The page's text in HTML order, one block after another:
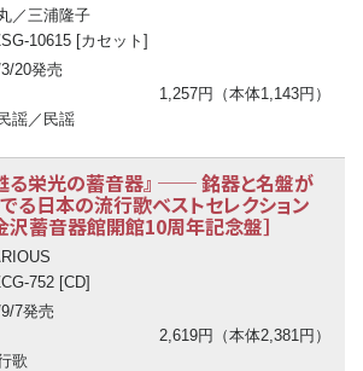
／三浦隆子
10615 [カセット]
20発売
1,257円（本体1,143円）
謡／民謡
る栄光の蓄音器』 ──銘器と名盤が
る日本の流行歌ベストセレクション
沢蓄音器館開館10周年記念盤］
752 [CD]
7発売
2,619円（本体2,381円）
歌